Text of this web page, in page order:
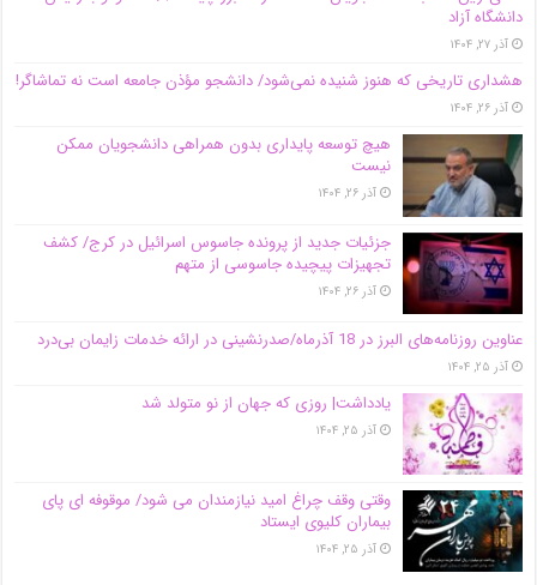
دانشگاه آز‌اد
آذر ۲۷, ۱۴۰۴
هشداری تاریخی که هنوز شنیده نمی‌شود/ دانشجو مؤذن جامعه است نه تماشاگر!
آذر ۲۶, ۱۴۰۴
هیچ توسعه پایداری بدون همراهی دانشجویان ممکن
نیست
آذر ۲۶, ۱۴۰۴
جزئیات جدید از پرونده جاسوس اسرائیل در کرج/‌ کشف
تجهیزات پیچیده جاسوسی از متهم
آذر ۲۶, ۱۴۰۴
عناوین روزنامه‌های البرز در ‌18 آذرماه/صدرنشینی در ارائه خدمات زایمان بی‌درد
آذر ۲۵, ۱۴۰۴
یادداشت| روزی که جهان از نو متولد شد
آذر ۲۵, ۱۴۰۴
وقتی وقف چراغ امید نیازمندان می شود/ موقوفه ای پای
بیماران کلیوی ایستاد
آذر ۲۵, ۱۴۰۴